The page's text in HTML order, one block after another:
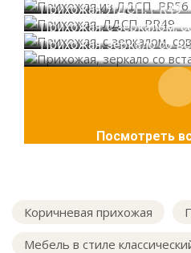
Прихожая, ЛДСП, PR49
Прихожая, с зеркалом,
Прихожая, зеркало со
Посмотреть
Коричневая прихожая
Мебель в стиле